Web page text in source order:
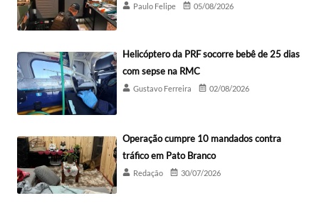
Paulo Felipe 05/08/2026
Helicóptero da PRF socorre bebê de 25 dias
com sepse na RMC
Gustavo Ferreira 02/08/2026
Operação cumpre 10 mandados contra
tráfico em Pato Branco
Redação 30/07/2026